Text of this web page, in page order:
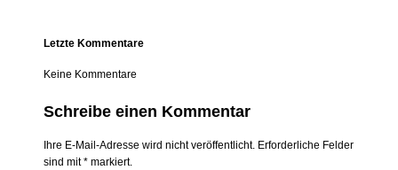
Letzte Kommentare
Keine Kommentare
Schreibe einen Kommentar
Ihre E-Mail-Adresse wird nicht veröffentlicht. Erforderliche Felder
sind mit * markiert.